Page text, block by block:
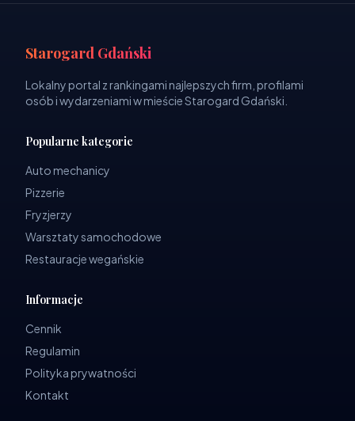
Starogard Gdański
Lokalny portal z rankingami najlepszych firm, profilami
osób i wydarzeniami w mieście Starogard Gdański.
Popularne kategorie
Auto mechanicy
Pizzerie
Fryzjerzy
Warsztaty samochodowe
Restauracje wegańskie
Informacje
Cennik
Regulamin
Polityka prywatności
Kontakt